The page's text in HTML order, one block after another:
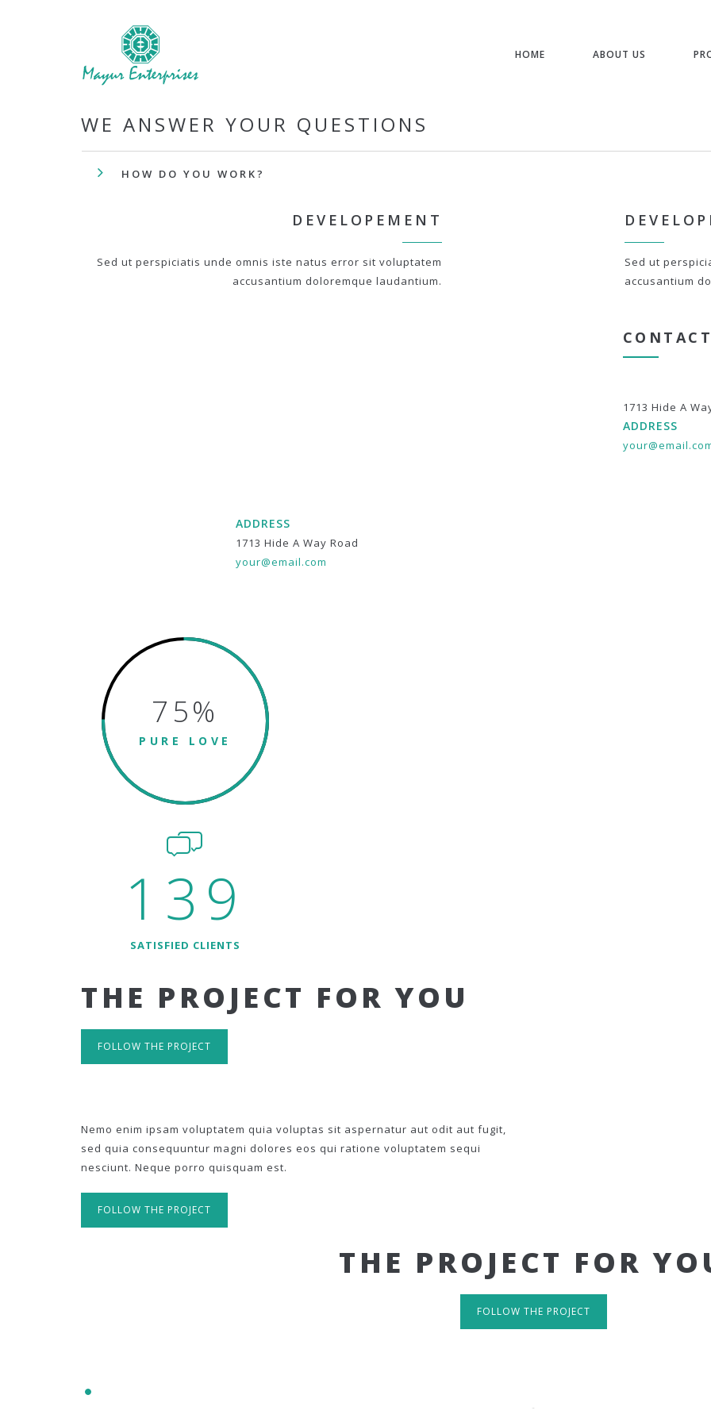
HOME ABOUT US
WE ANSWER YOUR QUESTIONS
HOW DO YOU WORK?
DEVELOPEMENT
Sed ut perspiciatis unde omnis iste natus error sit voluptatem
accusantium doloremque laudantium.
Sed ut
accusantium
1713 Hide A
ADDRESS
ADDRESS
1713 Hide A Way Road
your@email.com
75%
PURE LOVE
139
SATISFIED CLIENTS
THE PROJECT FOR YOU
FOLLOW THE PROJECT
Nemo enim ipsam voluptatem quia voluptas sit aspernatur aut odit aut fugit,
sed quia consequuntur magni dolores eos qui ratione voluptatem sequi
nesciunt. Neque porro quisquam est.
FOLLOW THE PROJECT
THE PROJECT FOR
FOLLOW THE PROJECT